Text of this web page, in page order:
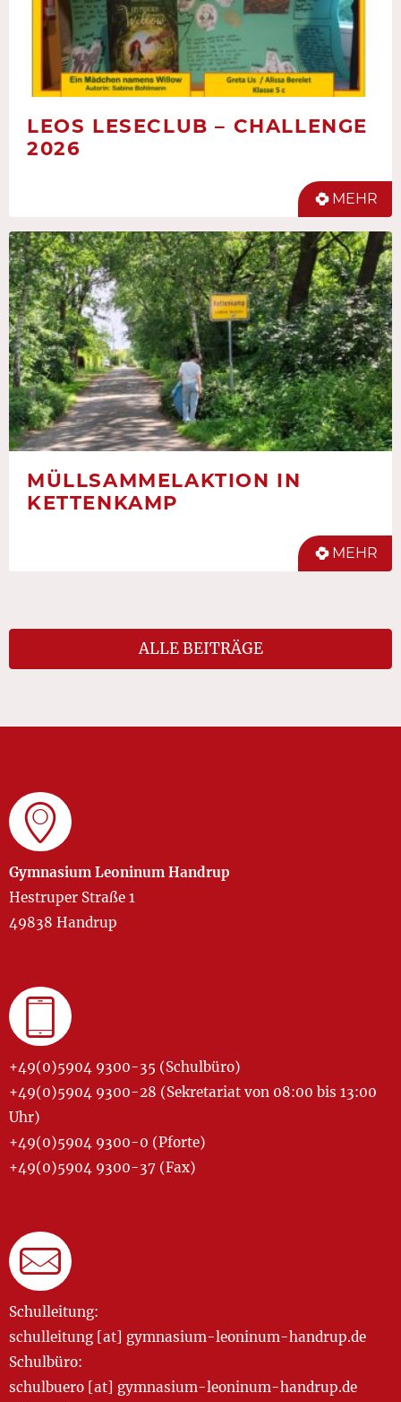
LEOS LESECLUB – CHALLENGE
2026
MEHR
MÜLLSAMMELAKTION IN
KETTENKAMP
MEHR
ALLE BEITRÄGE
Gymnasium Leoninum Handrup
Hestruper Straße 1
49838 Handrup
+49(0)5904 9300-35 (Schulbüro)
+49(0)5904 9300-28 (Sekretariat von 08:00 bis 13:00
Uhr)
+49(0)5904 9300-0 (Pforte)
+49(0)5904 9300-37 (Fax)
Schulleitung:
schulleitung [at] gymnasium-leoninum-handrup.de
Schulbüro:
schulbuero [at] gymnasium-leoninum-handrup.de